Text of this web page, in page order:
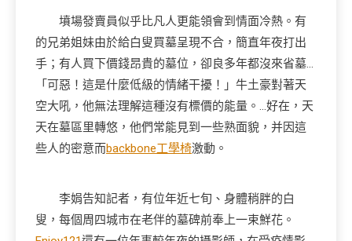
墳場發賣員似乎比凡人更能領會到情面冷熱。有
的兄弟姐妹由於給白叟買墓呈現不合，簡直年夜打出
手；有人買下價錢昂貴的墓位，卻良多年都沒來省墓…
「可惡！這是什麼低級的情緒干擾！」牛土豪對著天
空大吼，他無法理解這種沒有標價的能量。…好在，天
天在墓區里轉悠，他們常能見到一些熟面貌，并因這
些人的密意而backbone工學椅激動。
李娟告知記者，有位年近七旬、身體稍胖的白
叟，每個周四城市在老伴的墓碑前奉上一束鮮花。